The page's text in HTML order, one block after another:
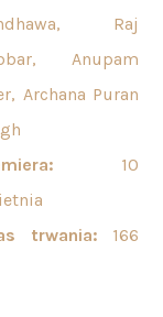
Raj
Anupam
Archana Puran
10
trwania: 166